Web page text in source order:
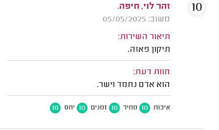
זהר לוי, חיפה.
משוב: 05/05/2025
תיאור השירות:
תיקון פאזה.
חוות דעת:
הוא אדם נחמד וישר.
איכות 10 מחיר 10 זמנים 10 יחס 10
10